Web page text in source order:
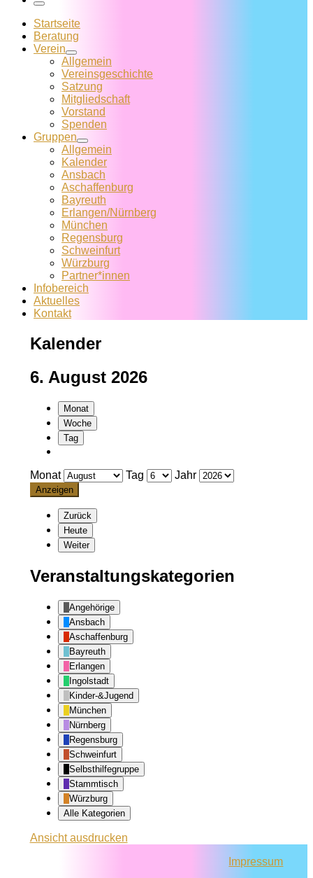
Menü
Startseite
Beratung
Verein
Allgemein
Vereins­geschichte
Satzung
Mitglied­schaft
Vorstand
Spenden
Gruppen
Allgemein
Kalender
Ansbach
Aschaffenburg
Bayreuth
Erlangen/Nürnberg
München
Regensburg
Schweinfurt
Würzburg
Partner*innen
Infobereich
Aktuelles
Kontakt
Kalender
6. August 2026
Monat
Woche
Tag
Monat Tag Jahr
Zurück
Heute
Weiter
Veranstaltungskategorien
Angehörige
Ansbach
Aschaffenburg
Bayreuth
Erlangen
Ingolstadt
Kinder-&Jugend
München
Nürnberg
Regensburg
Schweinfurt
Selbsthilfegruppe
Stammtisch
Würzburg
Alle Kategorien
Ansichtausdrucken
Impressum